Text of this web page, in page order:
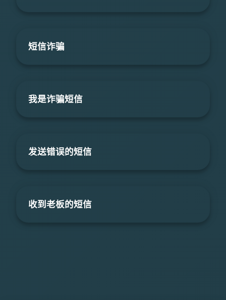
短信诈骗
我是诈骗短信
发送错误的短信
收到老板的短信